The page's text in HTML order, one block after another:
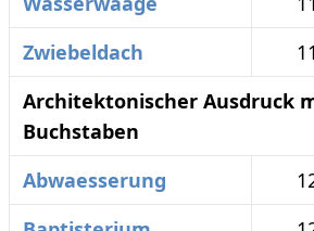
Zwiebeldach
Architektonischer Ausdruck
Buchstaben
Abwaesserung